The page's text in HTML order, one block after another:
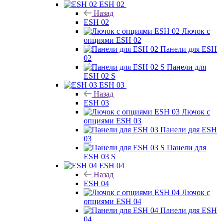
ESH 02
Назад
ESH 02
Лючок с
опциями ESH 02
Панели для ESH
02
Панели для
ESH 02 S
ESH 03
Назад
ESH 03
Лючок с
опциями ESH 03
Панели для ESH
03
Панели для
ESH 03 S
ESH 04
Назад
ESH 04
Лючок с
опциями ESH 04
Панели для ESH
04